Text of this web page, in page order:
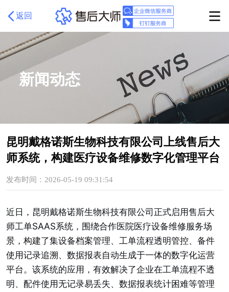
返回
新闻动态
昆明戴格诺斯生物科技有限公司上线售后大
师系统，构建医疗设备维修数字化管理平台
发布时间：2026-05-19 09:31:54
近日，昆明戴格诺斯生物科技有限公司正式启用售后大
师工单SAAS系统，围绕合作医院医疗设备维修服务场
景，构建了集设备档案管理、工单流程透明管控、备件
使用记录追溯、数据报表自动生成于一体的数字化运营
平台。该系统的应用，有效解决了企业在工单流程不透
明、配件使用无记录易丢失、数据报表统计困难等管理